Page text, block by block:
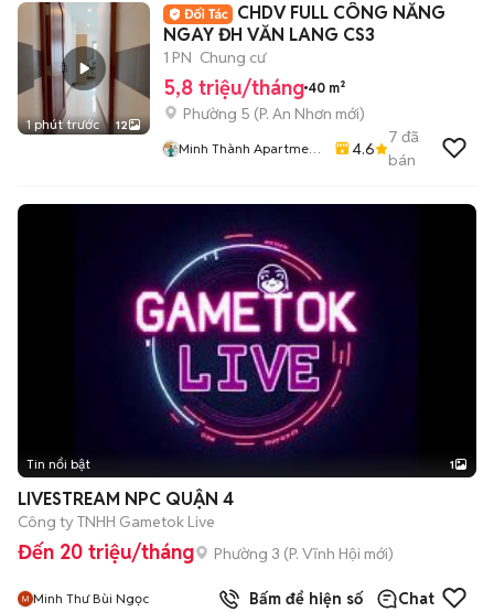
1 phút trước 12
CHDV FULL CÔNG NĂNG
NGAY ĐH VĂN LANG CS3
1 PN Chung cư
5,8 triệu/tháng 40 m²
Phường 5 (P. An Nhơn mới)
Minh Thành Apartment
4.6
7 đã
bán
Tin nổi bật 1
LIVESTREAM NPC QUẬN 4
Công ty TNHH Gametok Live
Đến 20 triệu/tháng Phường 3 (P. Vĩnh Hội mới)
Minh Thư Bùi Ngọc Bấm để hiện số Chat